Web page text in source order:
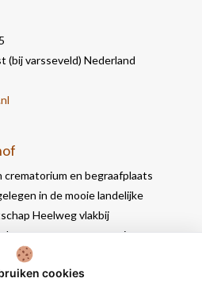
(bij varsseveld) Nederland
crematorium en begraafplaats
in de mooie landelijke
Heelweg vlakbij
bevat naast een crematie- en
waar u in alle rust nog
cookies